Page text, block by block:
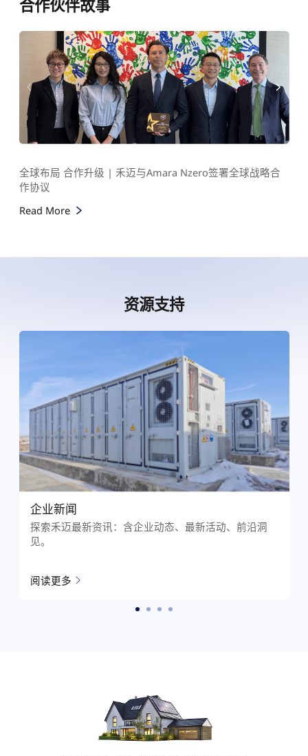
合作伙伴故事
全球布局 合作升级 | 禾迈与Amara Nzero签署全球战略合
作协议
Read More
资源支持
下载中心
获取智能文档资源库：含产品手册、数据表及安装指南
等
了解更多